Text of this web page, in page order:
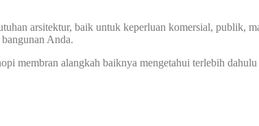
arsitektur, baik untuk keperluan komersial, publik,
Anda.
membran alangkah baiknya mengetahui terlebih